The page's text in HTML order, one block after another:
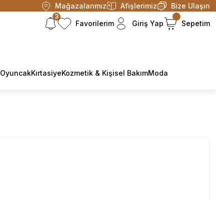
Mağazalarımız Afişlerimiz Bize Ulaşın
3
Favorilerim Giriş Yap Sepetim
OyuncakKırtasiyeKozmetik & Kişisel BakımModa